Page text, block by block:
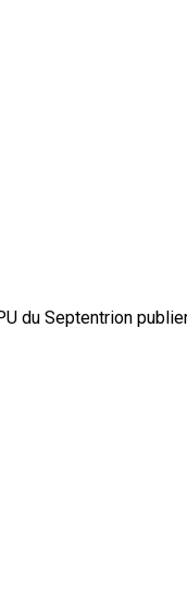
du Septentrion